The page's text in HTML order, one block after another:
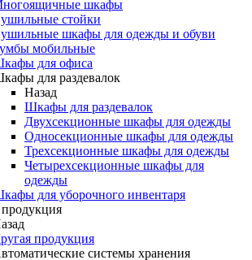
шкафы
стойки
шкафы для одежды и обуви
мобильные
для офиса
для раздевалок
Назад
Шкафы для раздевалок
Двухсекционные шкафы для одежды
Односекционные шкафы для одежды
Трехсекционные шкафы для одежды
Четырехсекционные шкафы для
одежды
для уборочного инвентаря
продукция
системы хранения